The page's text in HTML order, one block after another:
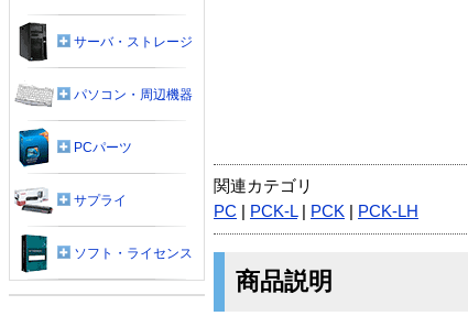
関連カテゴリ
PC
PCK-L| PCK PCK-LH
商品説明
サーバ・ストレージ
パソコン・周辺機器
PCパーツ
サプライ
ソフト・ライセンス